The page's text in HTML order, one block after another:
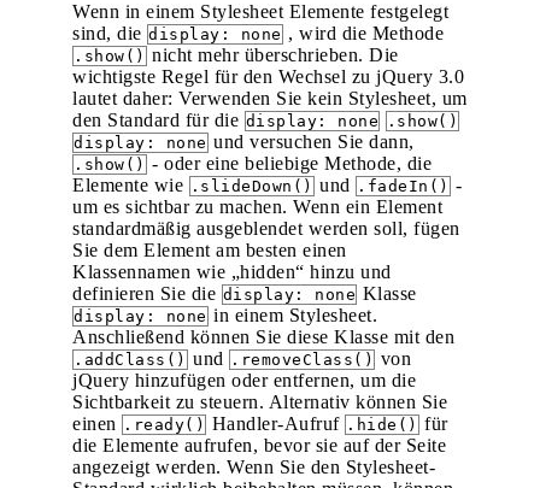
Wenn in einem Stylesheet Elemente festgelegt
sind, die display: none , wird die Methode
.show() nicht mehr überschrieben. Die
wichtigste Regel für den Wechsel zu jQuery 3.0
lautet daher: Verwenden Sie kein Stylesheet, um
den Standard für die display: none
.show()
display: none und versuchen Sie dann,
.show() - oder eine beliebige Methode, die
Elemente wie .slideDown() und .fadeIn() -
um es sichtbar zu machen. Wenn ein Element
standardmäßig ausgeblendet werden soll, fügen
Sie dem Element am besten einen
Klassennamen wie „hidden“ hinzu und
definieren Sie die display: none Klasse
display: none in einem Stylesheet.
Anschließend können Sie diese Klasse mit den
.addClass() und .removeClass() von
jQuery hinzufügen oder entfernen, um die
Sichtbarkeit zu steuern. Alternativ können Sie
einen
.ready() Handler-Aufruf .hide() für
die Elemente aufrufen, bevor sie auf der Seite
angezeigt werden. Wenn Sie den Stylesheet-